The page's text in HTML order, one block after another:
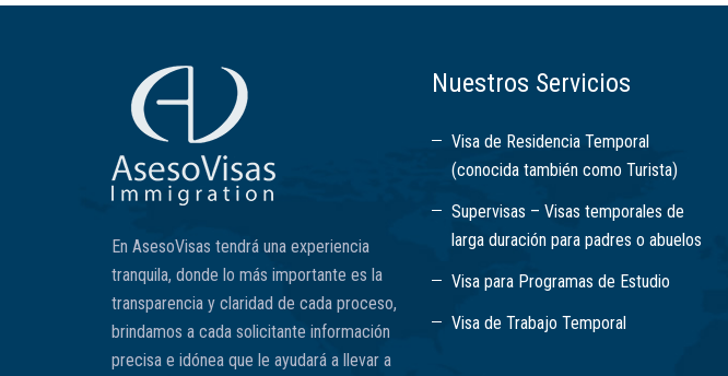
En AsesoVisas tendrá una experiencia
tranquila, donde lo más importante es la
transparencia y claridad de cada proceso,
brindamos a cada solicitante información
precisa e idónea que le ayudará a llevar a
Nuestros Servicios
Visa de Residencia Temporal
(conocida también como Turista)
Supervisas – Visas temporales de
larga duración para padres o abuelos
Visa para Programas de Estudio
Visa de Trabajo Temporal